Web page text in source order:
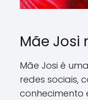
Mãe Josi
Mãe Josi é
redes sociais,
conhecimento